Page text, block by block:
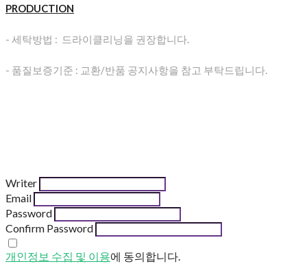
PRODUCTION
- 세탁방법 : 드라이클리닝을 권장합니다.
- 품질보증기준 : 교환/반품 공지사항을 참고 부탁드립니다.
Writer
Email
Password
Confirm Password
개인정보 수집 및 이용에 동의합니다.